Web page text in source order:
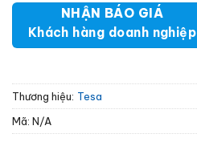
NHẬN BÁO GIÁ
Khách hàng doanh nghiệp
Thương hiệu: Tesa
Mã: N/A